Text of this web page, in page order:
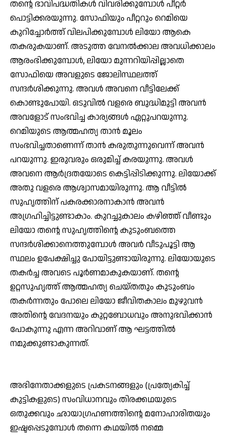
തന്റെ ഭാവിപദ്ധതികള്‍ വിവരിക്കുമ്പോള്‍ പീറ്റര്‍
പൊട്ടിക്കരയുന്നു. സോഫിയും പീറ്ററും റെമിയെ
കുറിച്ചോര്‍ത്ത് വിലപിക്കുമ്പോള്‍ ലിയോ ആകെ
തകരുകയാണ്. അടുത്ത വേനല്‍ക്കാല അവധിക്കാലം
ആരംഭിക്കുമ്പോള്‍, ലിയോ മുന്നറിയിപ്പില്ലാതെ
സോഫിയെ അവളുടെ ജോലിസ്ഥലത്ത്
സന്ദര്‍ശിക്കുന്നു. അവള്‍ അവനെ വീട്ടിലേക്ക്
കൊണ്ടുപോയി. ഒടുവില്‍ വളരെ ബുദ്ധിമുട്ടി അവന്‍
അവളോട് സംഭവിച്ച കാര്യങ്ങള്‍ ഏറ്റുപറയുന്നു.
റെമിയുടെ ആത്മഹത്യ താന്‍ മൂലം
സംഭവിച്ചതാണെന്ന് താന്‍ കരുതുന്നുവെന്ന് അവന്‍
പറയുന്നു. ഇരുവരും ഒരുമിച്ച് കരയുന്നു. അവള്‍
അവനെ ആര്‍ദ്രതയോടെ കെട്ടിപ്പിടിക്കുന്നു. ലിയോക്ക്
അതു വളരെ ആശ്വാസമായിരുന്നു. ആ വീട്ടില്‍
സുഹൃത്തിന് പകരക്കാരനാകാന്‍ അവന്‍
അഗ്രഹിച്ചിട്ടുണ്ടാകാം. കുറച്ചുകാലം കഴിഞ്ഞ് വീണ്ടും
ലിയോ തന്റെ സുഹൃത്തിന്റെ കുടുംബത്തെ
സന്ദര്‍ശിക്കാനെത്തുമ്പോള്‍ അവര്‍ വീടുപൂട്ടി ആ
സ്ഥലം ഉപേക്ഷിച്ചു പോയിട്ടുണ്ടായിരുന്നു. ലിയോയുടെ
തകര്‍ച്ച അവടെ പൂര്‍ണമാകുകയാണ്. തന്റെ
ഉറ്റസുഹൃത്ത് ആത്മഹത്യ ചെയ്തതും കുടുംബം
തകര്‍ന്നതും പോലെ ലിയോ ജീവിതകാലം മുഴുവന്‍
അതിന്റെ വേദനയും കുറ്റബോധവും അനുഭവിക്കാന്‍
പോകുന്നു എന്ന അറിവാണ് ആ ഘട്ടത്തില്‍
നമുക്കുണ്ടാകുന്നത്.
അഭിനേതാക്കളുടെ പ്രകടനങ്ങളും (പ്രത്യേകിച്ച്
കുട്ടികളുടെ) സംവിധാനവും തിരക്കഥയുടെ
ഒതുക്കവും ഛായാഗ്രഹണത്തിന്റെ മനോഹാരിതയും
ഇഷ്ടപ്പെടുമ്പോള്‍ തന്നെ കഥയില്‍ നമ്മെ